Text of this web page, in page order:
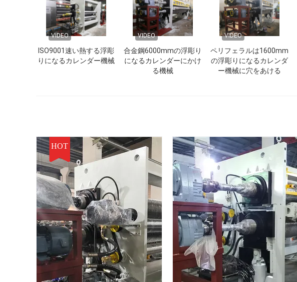
VIDEO
ISO9001速い熱する浮彫
りになるカレンダー機械
VIDEO
合金鋼6000mmの浮彫り
になるカレンダーにかけ
る機械
VIDEO
ペリフェラルは1600mm
の浮彫りになるカレンダ
ー機械に穴をあける
HOT